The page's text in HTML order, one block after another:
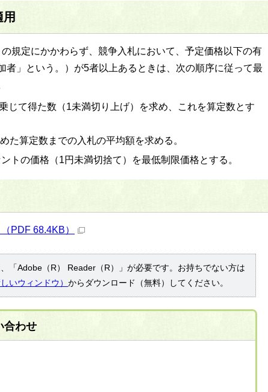
規定にかかわらず、競争入札において、予定価格以下の有
者」という。）が5者以上あるときは、次の順序に従って最
じて得た数（1未満切り上げ）を求め、これを算定数とす
た算定数までの入札の平均額を求める。
トの価格（1円未満切捨て）を最低制限価格とする。
PDF 68.4KB）
「Adobe（R） Reader（R）」が必要です。お持ちでない方は
いウィンドウ） からダウンロード（無料）してください。
合わせ